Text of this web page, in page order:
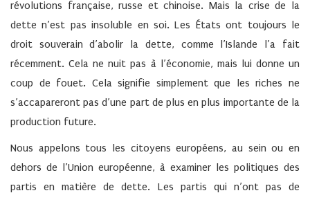
révolutions française, russe et chinoise. Mais la crise de la
dette n’est pas insoluble en soi. Les États ont toujours le
droit souverain d’abolir la dette, comme l’Islande l’a fait
récemment. Cela ne nuit pas à l’économie, mais lui donne un
coup de fouet. Cela signifie simplement que les riches ne
s’accapareront pas d’une part de plus en plus importante de la
production future.
Nous appelons tous les citoyens européens, au sein ou en
dehors de l’Union européenne, à examiner les politiques des
partis en matière de dette. Les partis qui n’ont pas de